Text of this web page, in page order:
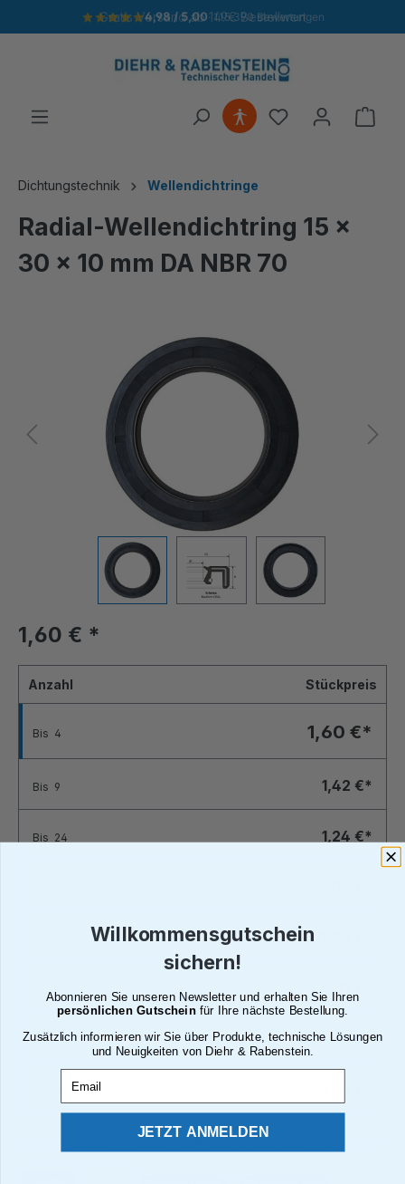
springen Gratis Versand ab 149€ Bestellwert
4,98 / 5,00· 115.390 Bewertungen
Dichtungstechnik Wellendichtringe
Radial-Wellendichtring 15 x
30 x 10 mm DA NBR 70
Bildergalerie überspringen
1,60 € *
Anzahl Stückpreis
Bis 4 1,60 €*
Bis 9 1,42 €*
Bis 24 1,24 €*
199 0,71 €*
Bis 249 0,60 €*
250
Alle Preise inkl. gesetzl. Mehrwertsteuer zzgl. Versandkosten
Willkommensgutschein
sichern!
Abonnieren Sie unseren Newsletter und erhalten Sie Ihren
persönlichen Gutscheinfür Ihre nächste Bestellung.
Zusätzlich informieren wir Sie über Produkte, technische Lösungen
und Neuigkeiten von Diehr & Rabenstein.
JETZT ANMELDEN